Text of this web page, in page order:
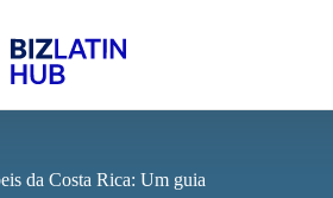
da Costa Rica: Um guia